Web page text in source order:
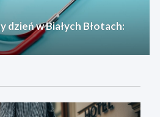
dzień w Białych Błotach: